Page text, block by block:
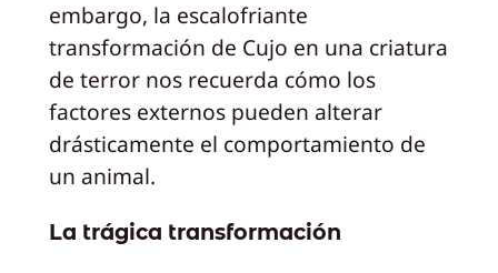
embargo, la escalofriante
transformación de Cujo en una criatura
de terror nos recuerda cómo los
factores externos pueden alterar
drásticamente el comportamiento de
un animal.
La trágica transformación